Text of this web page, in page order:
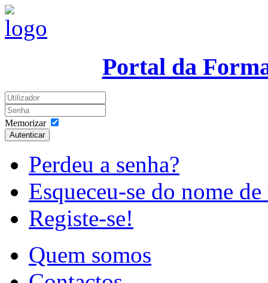
Portal da
Memorizar
Autenticar
Perdeu a senha?
Esqueceu-se do nome
Registe-se!
Quem somos